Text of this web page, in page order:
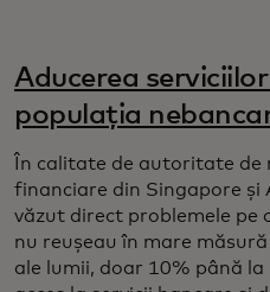
Aducerea
populația
În calitate de autoritate de
financiare din Singapore și
văzut direct problemele
nu reușeau în mare
ale lumii, doar 10% până